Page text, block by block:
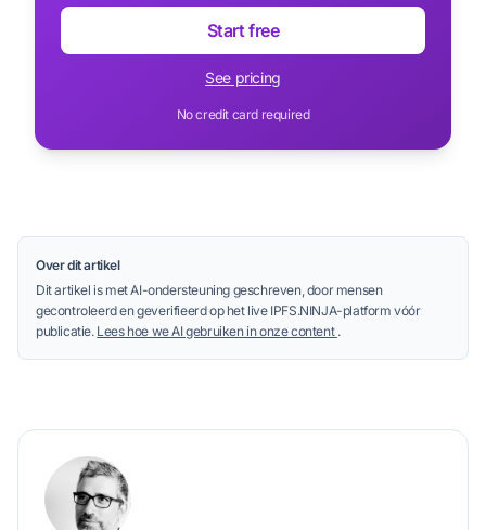
Start free
See pricing
No credit card required
Over dit artikel
Dit artikel is met AI-ondersteuning geschreven, door mensen
gecontroleerd en geverifieerd op het live IPFS.NINJA-platform vóór
publicatie. Lees hoe we AI gebruiken in onze content .